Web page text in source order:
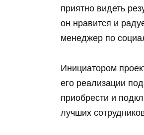
приятно видеть
он нравится и
менеджер по
Инициатором
его реализации
приобрести и
лучших